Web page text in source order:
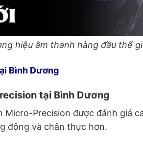
hiệu âm thanh hàng đầu thế
Bình Dương
tại Bình Dương
Micro-Precision được đánh giá
động và chân thực hơn.